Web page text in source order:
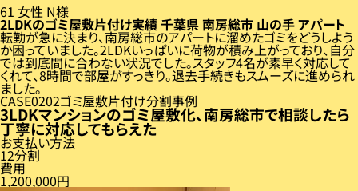
61 女性 N様
2LDKのゴミ屋敷片付け実績千葉県南房総市 山の手アパート
転勤が急に決まり、南房総市のアパートに溜めたゴミをどうしよう
か困っていました。2LDKいっぱいに荷物が積み上がっており、自分
では到底間に合わない状況でした。スタッフ4名が素早く対応して
くれて、8時間で部屋がすっきり。退去手続きもスムーズに進められ
ました。
CASE 02ゴミ屋敷片付け分割事例
3LDKマンションのゴミ屋敷化、南房総市で相談したら
丁寧に対応してもらえた
お支払い方法
12分割
費用
1,200,000円